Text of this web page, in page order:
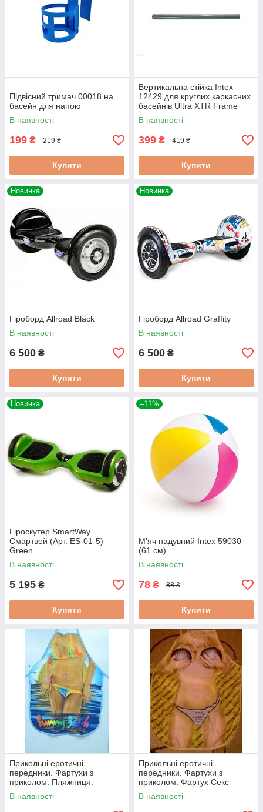
Підвісний тримач 00018 на
басейн для напою
В наявності
199 ₴ 219 ₴
Купити
Вертикальна стійка Intex
12429 для круглих каркасних
басейнів Ultra XTR Frame
(457, 488, 549, 610)
В наявності
399 ₴ 419 ₴
Купити
Новинка
Гіроборд Allroad Black
В наявності
6 500 ₴
Купити
Новинка
Гіроборд Allroad Graffity
В наявності
6 500 ₴
Купити
Новинка
Гіроскутер SmartWay
Смартвей (Арт. ES-01-5)
Green
В наявності
5 195 ₴
Купити
–11%
М'яч надувний Intex 59030
(61 см)
В наявності
78 ₴ 88 ₴
Купити
Прикольні еротичні
передники. Фартухи з
приколом. Пляжниця.
В наявності
Прикольні еротичні
передники. Фартухи з
приколом. Фартух Секс
бомба
В наявності